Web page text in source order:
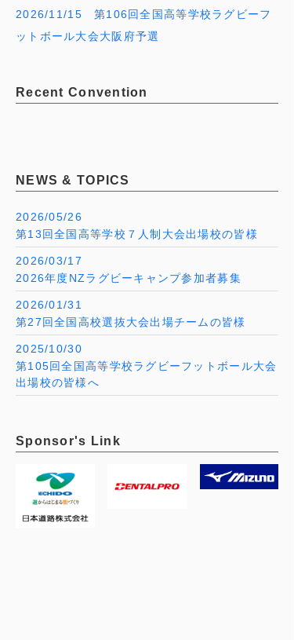
2026/11/15 第106回全国高等学校ラグビーフ
ットボール大会大阪府予選
Recent Convention
NEWS & TOPICS
2026/05/26
第13回全国高等学校７人制大会出場校の皆様
2026/03/17
2026年度NZラグビーキャンプ参加者募集
2026/01/31
第27回全国高校選抜大会出場チームの皆様
2025/10/30
第105回全国高等学校ラグビーフットボール大会
出場校の皆様へ
Sponsor's Link